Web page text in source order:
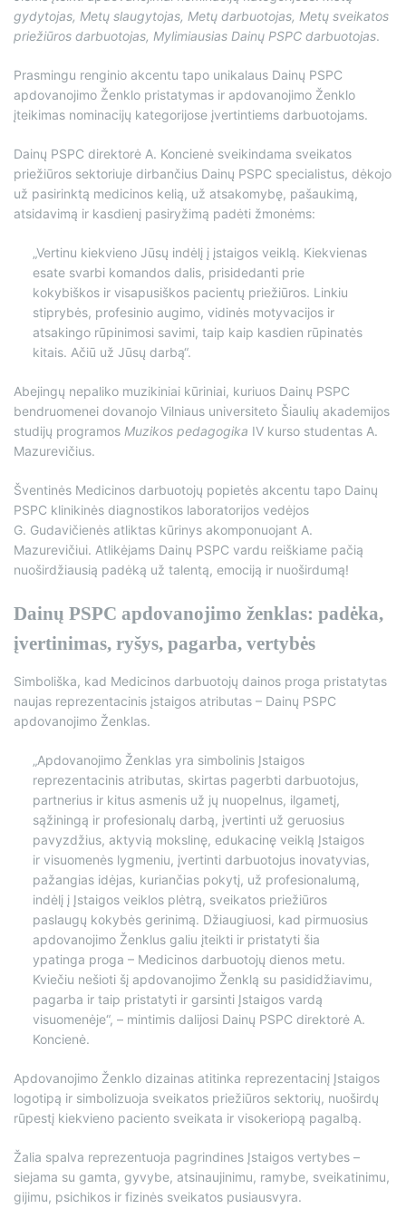
gydytojas, Metų slaugytojas, Metų darbuotojas, Metų sveikatos
priežiūros darbuotojas, Mylimiausias Dainų PSPC darbuotojas.
Prasmingu renginio akcentu tapo unikalaus Dainų PSPC
apdovanojimo Ženklo pristatymas ir apdovanojimo Ženklo
įteikimas nominacijų kategorijose įvertintiems darbuotojams.
Dainų PSPC direktorė A. Koncienė sveikindama sveikatos
priežiūros sektoriuje dirbančius Dainų PSPC specialistus, dėkojo
už pasirinktą medicinos kelią, už atsakomybę, pašaukimą,
atsidavimą ir kasdienį pasiryžimą padėti žmonėms:
„Vertinu kiekvieno Jūsų indėlį į įstaigos veiklą. Kiekvienas
esate svarbi komandos dalis, prisidedanti prie
kokybiškos ir visapusiškos pacientų priežiūros. Linkiu
stiprybės, profesinio augimo, vidinės motyvacijos ir
atsakingo rūpinimosi savimi, taip kaip kasdien rūpinatės
kitais. Ačiū už Jūsų darbą“.
Abejingų nepaliko muzikiniai kūriniai, kuriuos Dainų PSPC
bendruomenei dovanojo Vilniaus universiteto Šiaulių akademijos
studijų programos Muzikos pedagogika IV kurso studentas A.
Mazurevičius.
Šventinės Medicinos darbuotojų popietės akcentu tapo Dainų
PSPC klinikinės diagnostikos laboratorijos vedėjos
G. Gudavičienės atliktas kūrinys akomponuojant A.
Mazurevičiui. Atlikėjams Dainų PSPC vardu reiškiame pačią
nuoširdžiausią padėką už talentą, emociją ir nuoširdumą!
Dainų PSPC apdovanojimo ženklas: padėka,
įvertinimas, ryšys, pagarba, vertybės
Simboliška, kad Medicinos darbuotojų dainos proga pristatytas
naujas reprezentacinis įstaigos atributas – Dainų PSPC
apdovanojimo Ženklas.
„Apdovanojimo Ženklas yra simbolinis Įstaigos
reprezentacinis atributas, skirtas pagerbti darbuotojus,
partnerius ir kitus asmenis už jų nuopelnus, ilgametį,
sąžiningą ir profesionalų darbą, įvertinti už geruosius
pavyzdžius, aktyvią mokslinę, edukacinę veiklą Įstaigos
ir visuomenės lygmeniu, įvertinti darbuotojus inovatyvias,
pažangias idėjas, kuriančias pokytį, už profesionalumą,
indėlį į Įstaigos veiklos plėtrą, sveikatos priežiūros
paslaugų kokybės gerinimą. Džiaugiuosi, kad pirmuosius
apdovanojimo Ženklus galiu įteikti ir pristatyti šia
ypatinga proga – Medicinos darbuotojų dienos metu.
Kviečiu nešioti šį apdovanojimo Ženklą su pasididžiavimu,
pagarba ir taip pristatyti ir garsinti Įstaigos vardą
visuomenėje“, – mintimis dalijosi Dainų PSPC direktorė A.
Koncienė.
Apdovanojimo Ženklo dizainas atitinka reprezentacinį Įstaigos
logotipą ir simbolizuoja sveikatos priežiūros sektorių, nuoširdų
rūpestį kiekvieno paciento sveikata ir visokeriopą pagalbą.
Žalia spalva reprezentuoja pagrindines Įstaigos vertybes –
siejama su gamta, gyvybe, atsinaujinimu, ramybe, sveikatinimu,
gijimu, psichikos ir fizinės sveikatos pusiausvyra.